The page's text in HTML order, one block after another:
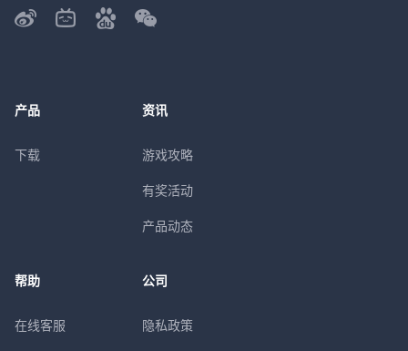
产品
下载
资讯
游戏攻略
有奖活动
产品动态
帮助
在线客服
公司
隐私政策